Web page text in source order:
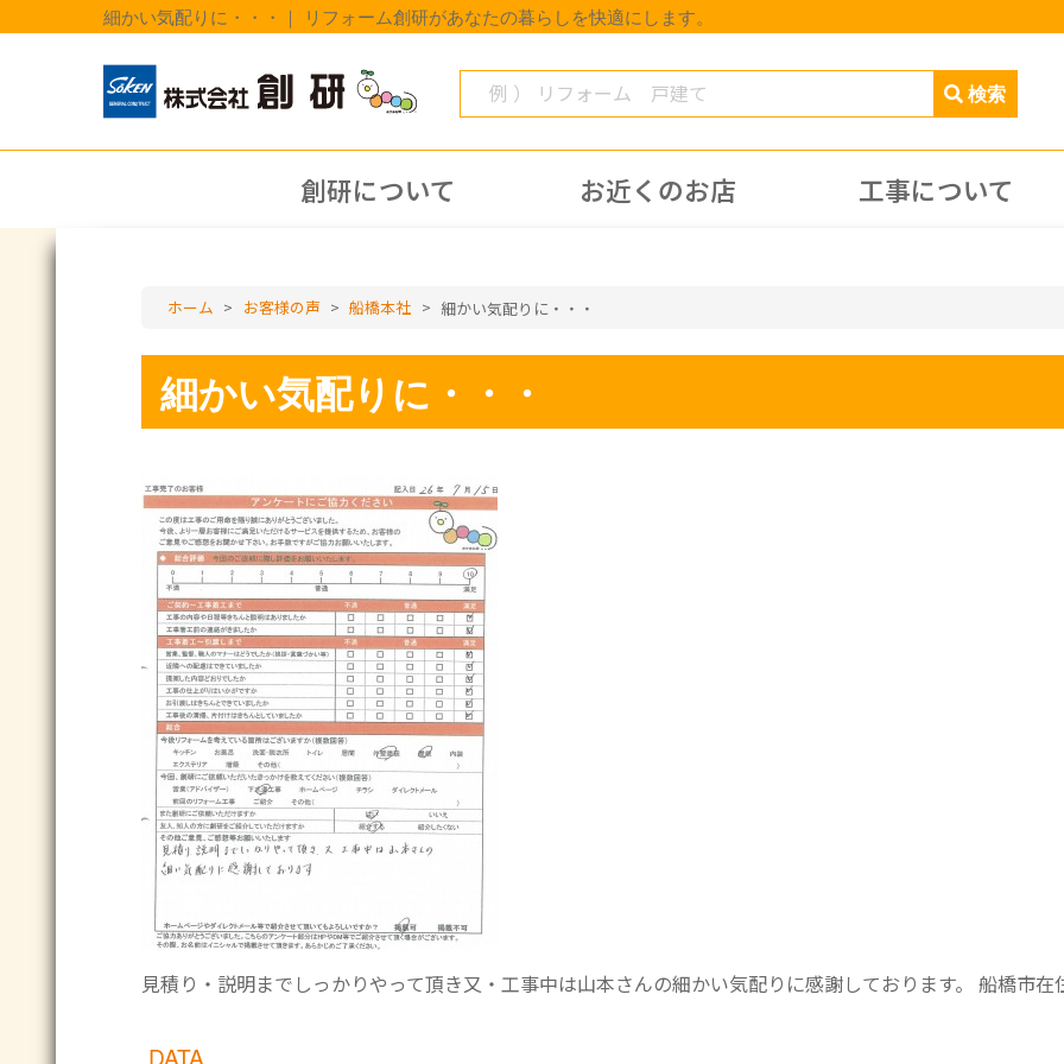
細かい気配りに・・・｜ リフォーム創研があなたの暮らしを快適にします。
創研について お近くのお店 工事について
ホーム > お客様の声 > 船橋本社 > 細かい気配りに・・・
細かい気配りに・・・
見積り・説明までしっかりやって頂き又・工事中は山本さんの細かい気配りに感謝しております。 船橋市
DATA